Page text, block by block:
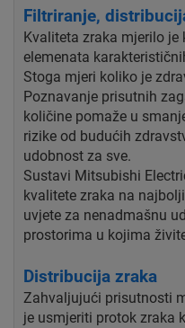
Filtriranje,
Kvaliteta zraka mjerilo
elemenata
Stoga mjeri koliko je
Poznavanje prisutnih
količine pomaže u
rizike od budućih
udobnost za sve.
Sustavi Mitsubishi
kvalitete zraka na
uvjete za nenadmašnu
prostorima u kojima
Distribucija zraka
Zahvaljujući prisutnosti
je usmjeriti protok zraka